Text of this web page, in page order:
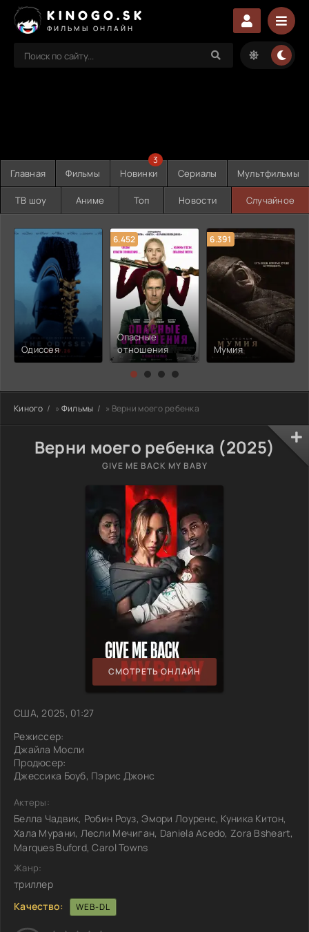
KINOGO.SK
ФИЛЬМЫ ОНЛАЙН
Главная Фильмы Новинки
3
Сериалы Мультфильмы
ТВ шоу Аниме Топ Новости Случайное
Одиссея
6.452
Опасные
отношения
6.391
Мумия
Киного » Фильмы » Верни моего ребенка
Верни моего ребенка (2025)
GIVE ME BACK MY BABY
СМОТРЕТЬ ОНЛАЙН
США, 2025, 01:27
Режиссер:
Джайла Мосли
Продюсер:
Джессика Боуб, Пэрис Джонс
Актеры:
Белла Чадвик, Робин Роуз, Эмори Лоуренс, Куника Китон,
Хала Мурани, Лесли Мечиган, Daniela Acedo, Zora Bsheart,
Marques Buford, Carol Towns
Жанр:
триллер
Качество:
WEB-DL